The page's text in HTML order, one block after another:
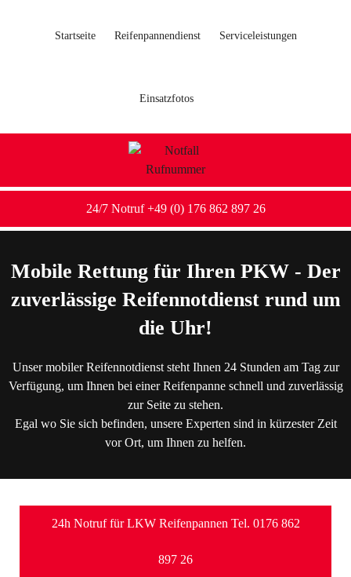
Startseite Reifenpannendienst Serviceleistungen
Einsatzfotos
24/7 Notruf +49 (0) 176 862 897 26
Mobile Rettung für Ihren PKW - Der
zuverlässige Reifennotdienst rund um
die Uhr!
Unser mobiler Reifennotdienst steht Ihnen 24 Stunden am Tag zur
Verfügung, um Ihnen bei einer Reifenpanne schnell und zuverlässig
zur Seite zu stehen.
Egal wo Sie sich befinden, unsere Experten sind in kürzester Zeit
vor Ort, um Ihnen zu helfen.
24h Notruf für LKW Reifenpannen Tel. 0176 862
897 26